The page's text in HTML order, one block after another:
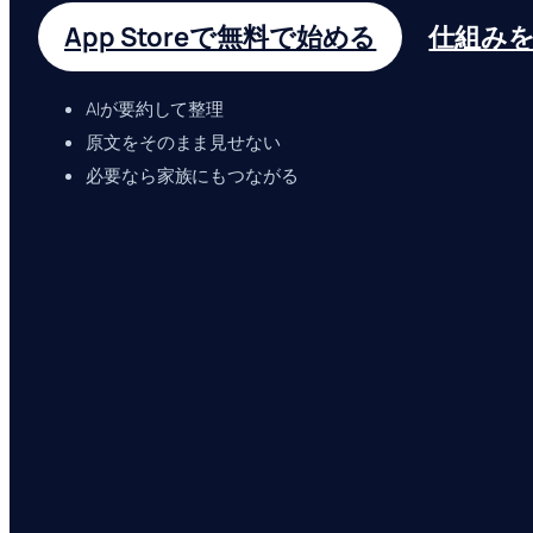
App Storeで無料で始める 仕組み
AIが要約して整理
原文をそのまま見せない
必要なら家族にもつながる